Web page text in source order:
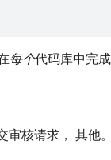
每个代码库中完
审核请求， 其他